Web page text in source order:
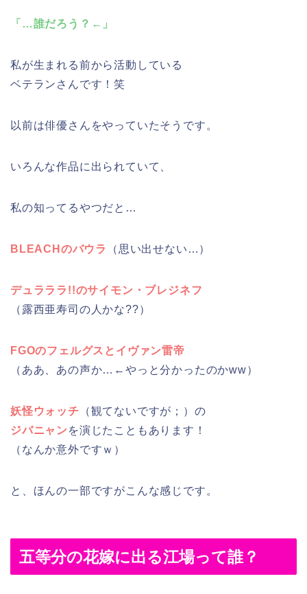
「…誰だろう？←」
私が生まれる前から活動している
ベテランさんです！笑
以前は俳優さんをやっていたそうです。
いろんな作品に出られていて、
私の知ってるやつだと…
BLEACHのバウラ （思い出せない…）
デュラララ!!のサイモン・ブレジネフ
（露西亜寿司の人かな??）
FGOのフェルグスとイヴァン雷帝
（ああ、あの声か…←やっと分かったのかww）
妖怪ウォッチ （観てないですが；）の
ジバニャン を演じたこともあります！
（なんか意外ですｗ）
と、ほんの一部ですがこんな感じです。
五等分の花嫁に出る江場って誰？